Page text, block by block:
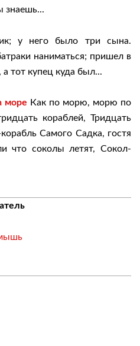
знаешь...
у него было три сына.
наниматься; пришел в
а тот купец куда был...
море Как по морю, морю по
кораблей, Тридцать
Самого Садка, гостя
что соколы летят, Сокол-